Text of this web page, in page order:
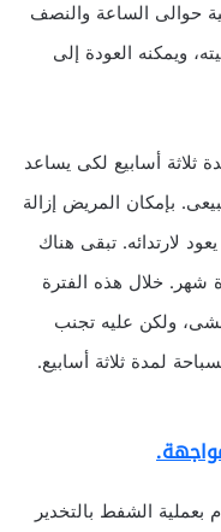
حوالى الساعة والنصف
ويمكنه العودة إلى
أسابيع لكى يساعد
بإمكان المريض إزالة
لارتدائه. تبقى هناك
شهر. خلال هذه الفترة
ولكن عليه تجنب
لمدة ثلاثة أسابيع.
بعملية الشفط بالتخدير